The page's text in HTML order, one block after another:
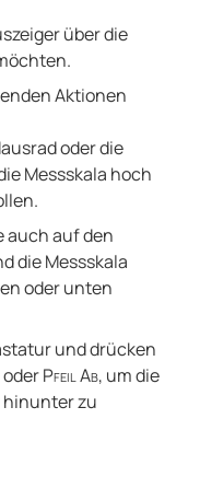
über die
Aktionen
oder die
Messskala hoch
auch auf den
die Messskala
oder unten
und drücken
oderPfeil Ab, um die
hinunter zu